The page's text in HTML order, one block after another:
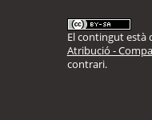
El contingut està
Atribució -
contrari.